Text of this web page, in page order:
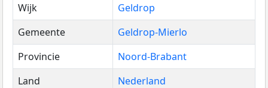
Wijk
Geldrop
Gemeente
Geldrop-Mierlo
Provincie
Noord-Brabant
Land
Nederland